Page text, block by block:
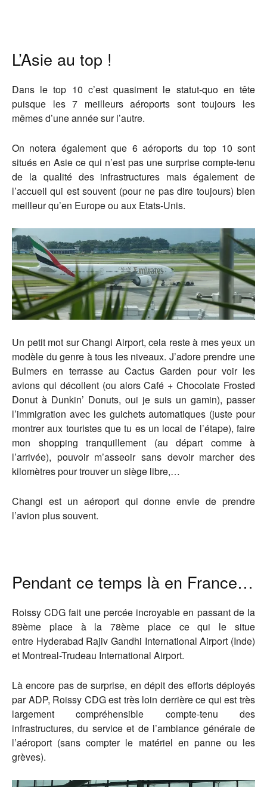
L’Asie au top !
Dans le top 10 c’est quasiment le statut-quo en tête
puisque les 7 meilleurs aéroports sont toujours les
mêmes d’une année sur l’autre.
On notera également que 6 aéroports du top 10 sont
situés en Asie ce qui n’est pas une surprise compte-tenu
de la qualité des infrastructures mais également de
l’accueil qui est souvent (pour ne pas dire toujours) bien
meilleur qu’en Europe ou aux Etats-Unis.
Un petit mot sur Changi Airport, cela reste à mes yeux un
modèle du genre à tous les niveaux. J’adore prendre une
Bulmers en terrasse au Cactus Garden pour voir les
avions qui décollent (ou alors Café + Chocolate Frosted
Donut à Dunkin’ Donuts, oui je suis un gamin), passer
l’immigration avec les guichets automatiques (juste pour
montrer aux touristes que tu es un local de l’étape), faire
mon shopping tranquillement (au départ comme à
l’arrivée), pouvoir m’asseoir sans devoir marcher des
kilomètres pour trouver un siège libre,…
Changi est un aéroport qui donne envie de prendre
l’avion plus souvent.
Pendant ce temps là en France…
Roissy CDG fait une percée incroyable en passant de la
89ème place à la 78ème place ce qui le situe
entre Hyderabad Rajiv Gandhi International Airport (Inde)
et Montreal-Trudeau International Airport.
Là encore pas de surprise, en dépit des efforts déployés
par ADP, Roissy CDG est très loin derrière ce qui est très
largement compréhensible compte-tenu des
infrastructures, du service et de l’ambiance générale de
l’aéroport (sans compter le matériel en panne ou les
grèves).